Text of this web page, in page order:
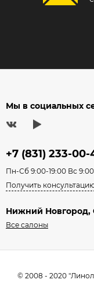
Мы в социальных
+7 (831) 233-00-
Пн-Сб 9:00-19:00 Вс
Получить
Нижний Новгород,
Все салоны
© 2008 - 2020